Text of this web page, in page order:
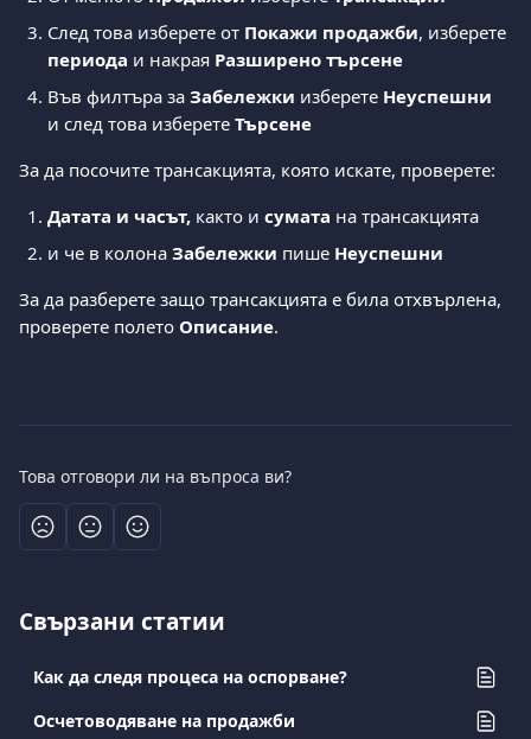
След това изберете от Покажи продажби, изберете
периода и накрая Разширено търсене
Във филтъра за Забележки изберете Неуспешни
и след това изберете Търсене
За да посочите трансакцията, която искате, проверете:
Датата и часът, както и сумата на трансакцията
и че в колона Забележки пише Неуспешни
За да разберете защо трансакцията е била отхвърлена,
проверете полето Описание.
Това отговори ли на въпроса ви?
Свързани статии
Как да следя процеса на оспорване?
Осчетоводяване на продажби